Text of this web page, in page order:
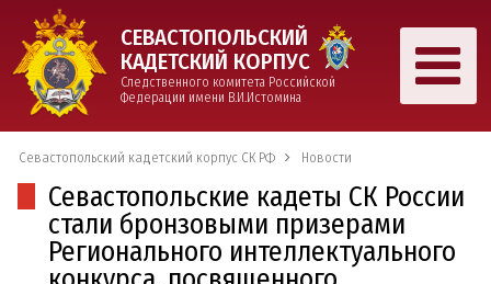
СЕВАСТОПОЛЬСКИЙ
КАДЕТСКИЙ КОРПУС
Следственного комитета Российской
Федерации имени В.И.Истомина
Севастопольский кадетский корпус СК РФ Новости
Севастопольские кадеты СК России
стали бронзовыми призерами
Регионального интеллектуального